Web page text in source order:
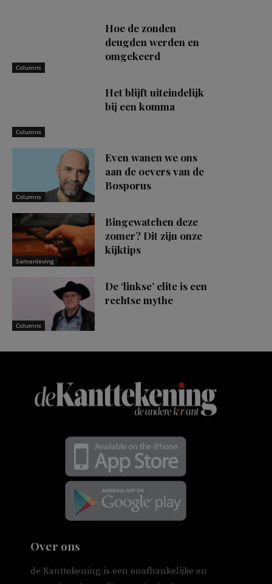
Columns
Hoe de zonden
deugden werden en
omgekeerd
Columns
Het blijft uiteindelijk
bij een komma
Columns
Even wanen we ons
aan de oevers van de
Bosporus
Samenleving
Bingewatchen deze
zomer? Dit zijn onze
kijktips
Columns
De ‘linkse’ elite is een
rechtse mythe
Over ons
de Kanttekening is een onafhankelijke en